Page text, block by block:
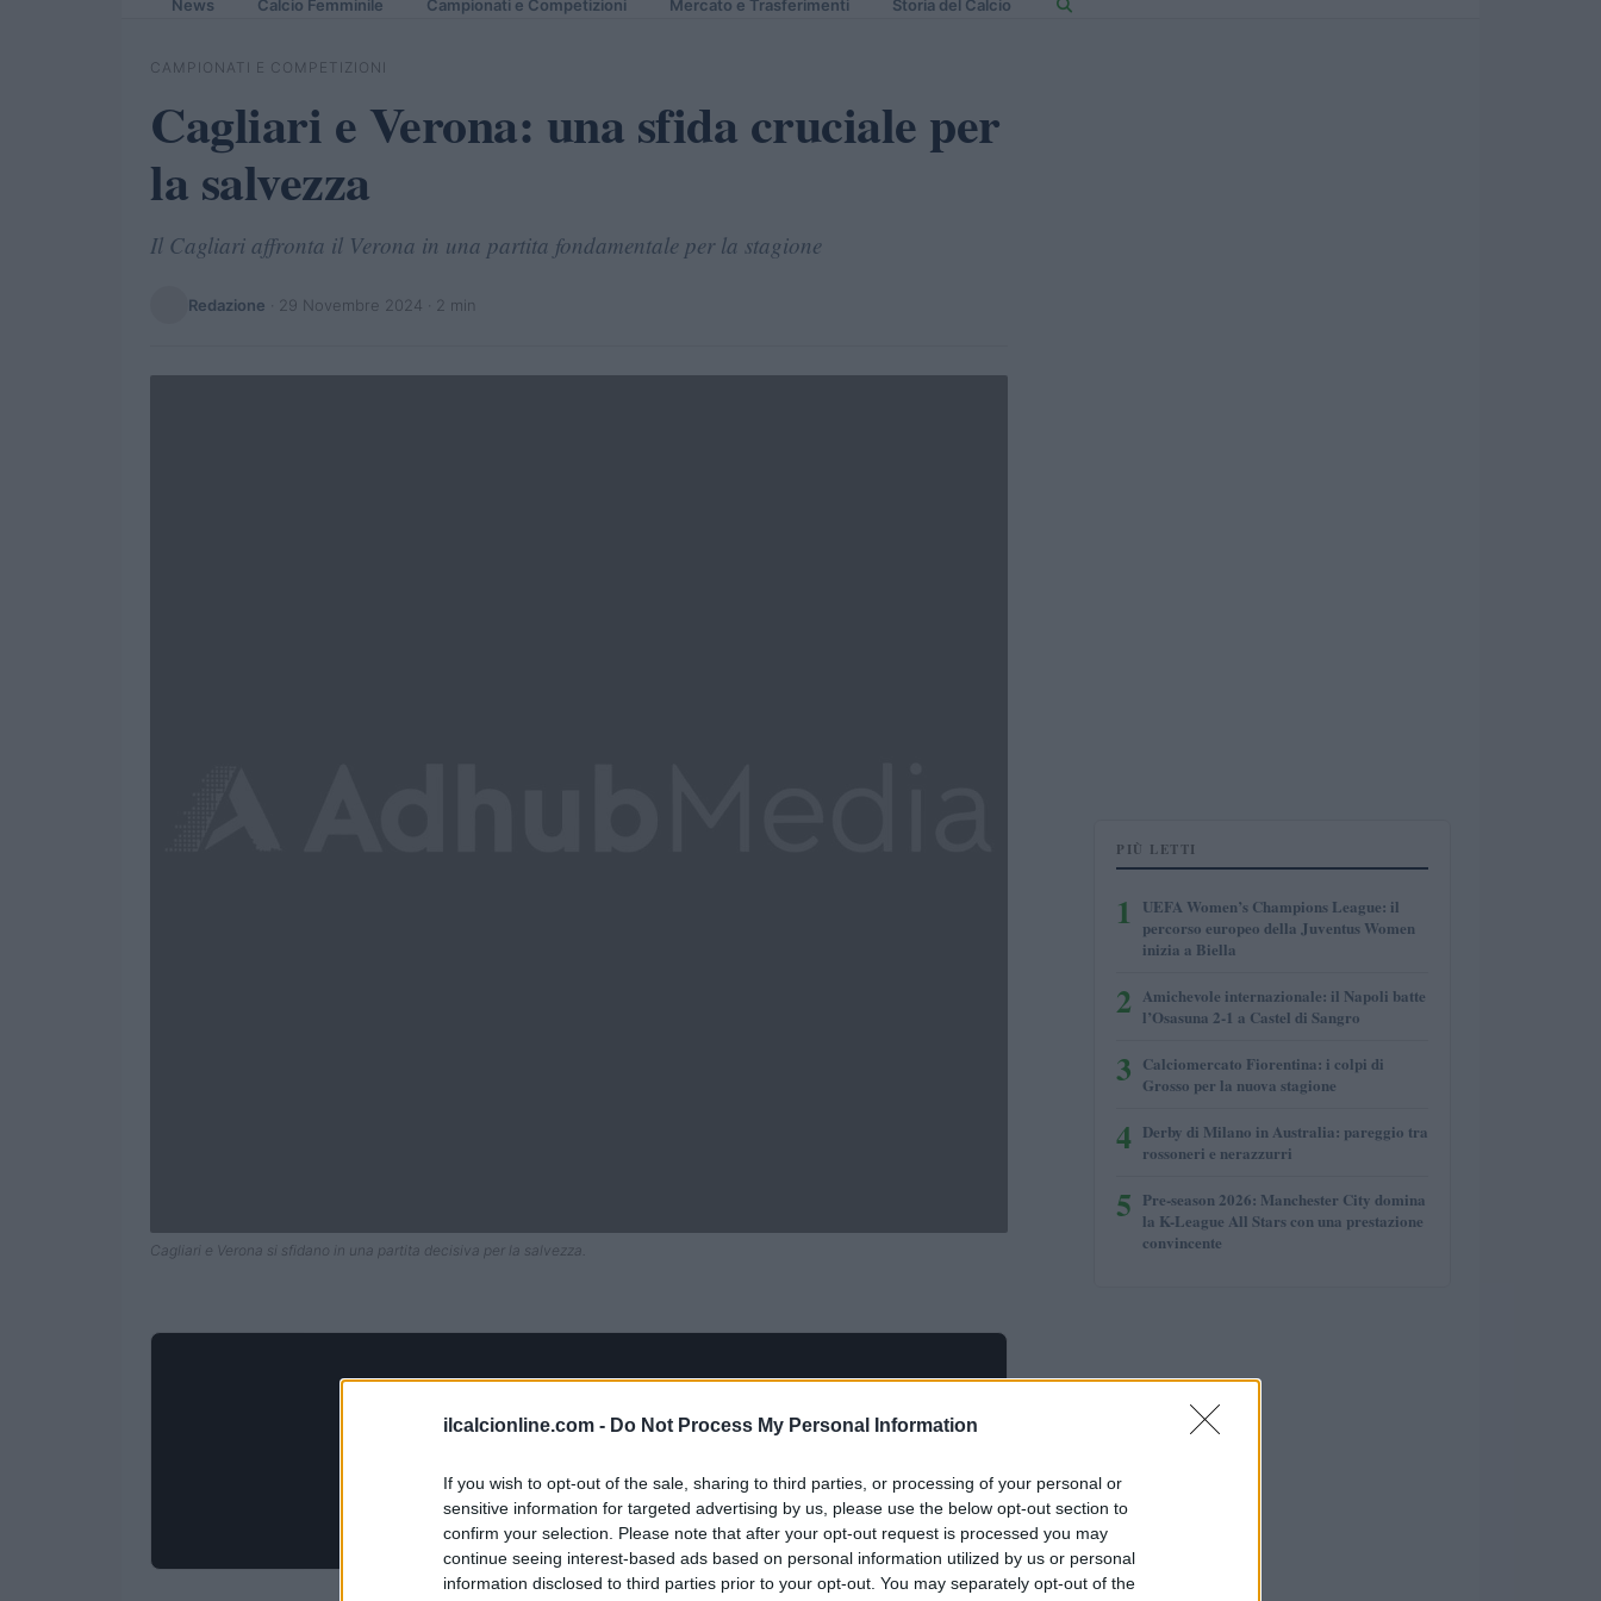
ilcalcionline.com - Do Not Process My Personal Information
If you wish to opt-out of the sale, sharing to third parties, or processing of your personal or
sensitive information for targeted advertising by us, please use the below opt-out section to
confirm your selection. Please note that after your opt-out request is processed you may
continue seeing interest-based ads based on personal information utilized by us or personal
information disclosed to third parties prior to your opt-out. You may separately opt-out of the
News Calcio Femminile Campionati e Competizioni Mercato e Trasferimenti Storia del Calcio
CAMPIONATI E COMPETIZIONI
Cagliari e Verona: una sfida cruciale per
la salvezza
Il Cagliari affronta il Verona in una partita fondamentale per la stagione
Redazione 29 Novembre 2024 · 2 min
Cagliari e Verona si sfidano in una partita decisiva per la salvezza.
PIÙ LETTI
1
UEFA Women’s Champions League: il
percorso europeo della Juventus Women
inizia a Biella
2 Amichevole internazionale: il Napoli batte
l’Osasuna 2-1 a Castel di Sangro
3 Calciomercato Fiorentina: i colpi di
Grosso per la nuova stagione
4 Derby di Milano in Australia: pareggio tra
rossoneri e nerazzurri
5 Pre-season 2026: Manchester City domina
la K-League All Stars con una prestazione
convincente